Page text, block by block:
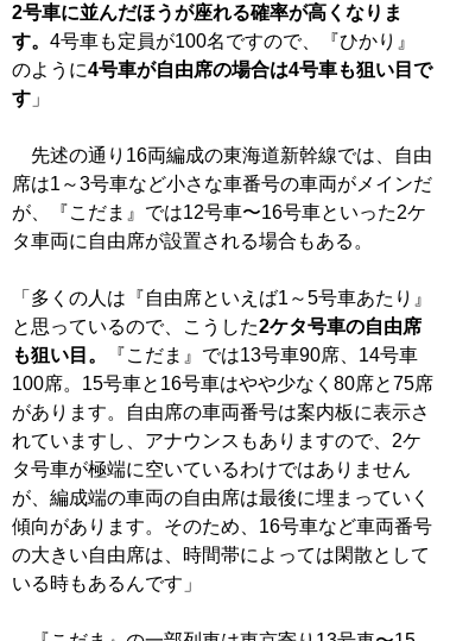
2号車に並んだほうが座れる確率が高くなりま
す。 4号車も定員が100名ですので、『ひかり』
のように4号車が自由席の場合は4号車も狙い目で
す 」
先述の通り16両編成の東海道新幹線では、自由
席は1～3号車など小さな車番号の車両がメインだ
が、『こだま』では12号車〜16号車といった2ケ
タ車両に自由席が設置される場合もある。
「多くの人は『自由席といえば1～5号車あたり』
と思っているので、こうした2ケタ号車の自由席
も狙い目。
『こだま』では13号車90席、14号車
100席。15号車と16号車はやや少なく80席と75席
があります。自由席の車両番号は案内板に表示さ
れていますし、アナウンスもありますので、2ケ
タ号車が極端に空いているわけではありません
が、編成端の車両の自由席は最後に埋まっていく
傾向があります。そのため、16号車など車両番号
の大きい自由席は、時間帯によっては閑散として
いる時もあるんです」